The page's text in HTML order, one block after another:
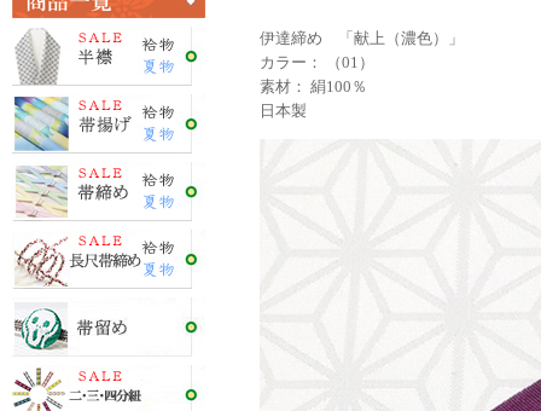
伊達締め 「献上（濃色）」
カラー： （01）
素材： 絹100％
日本製